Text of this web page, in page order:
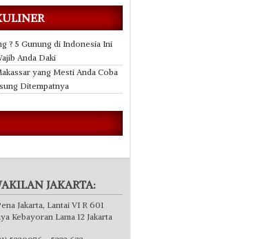
? 5 Gunung di Indonesia Ini
Anda Daki
yang Mesti Anda Coba
Ditempatnya
JAKARTA:
Jakarta, Lantai VI R 601
Kebayoran Lama 12 Jakarta